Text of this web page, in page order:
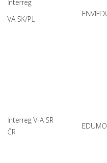
Interreg
VA SK/PL
Interreg V-A SR
ČR